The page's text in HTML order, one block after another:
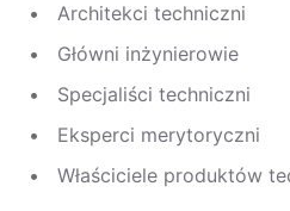
Architekci techniczni
Główni inżynierowie
Specjaliści techniczni
Eksperci merytoryczni
Właściciele produktów